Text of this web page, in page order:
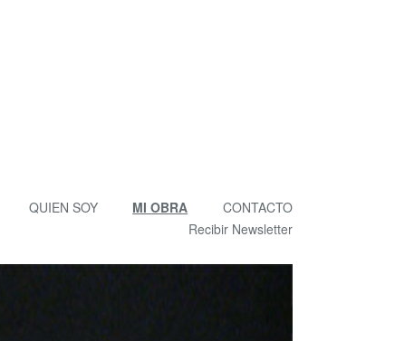
QUIEN SOY MI OBRA
CONTACTO
Recibir Newsletter